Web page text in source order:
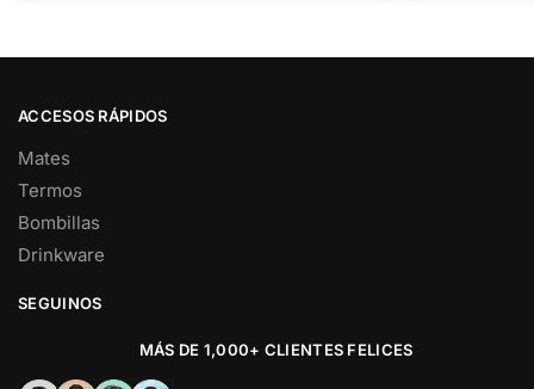
ACCESOS RÁPIDOS
Mates
Termos
Bombillas
Drinkware
SEGUINOS
MÁS DE 1,000+ CLIENTES FELICES